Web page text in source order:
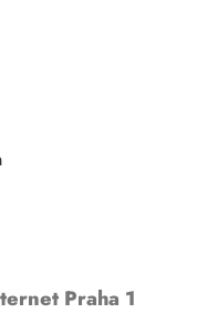
Praha 1